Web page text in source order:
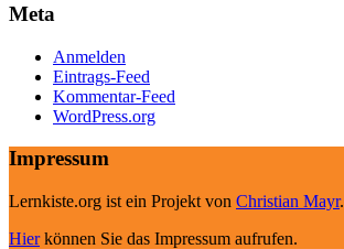
Meta
Anmelden
Eintrags-Feed
Kommentar-Feed
WordPress.org
Impressum
Lernkiste.org ist ein Projekt von Christian Mayr.
Hierkönnen Sie das Impressum aufrufen.